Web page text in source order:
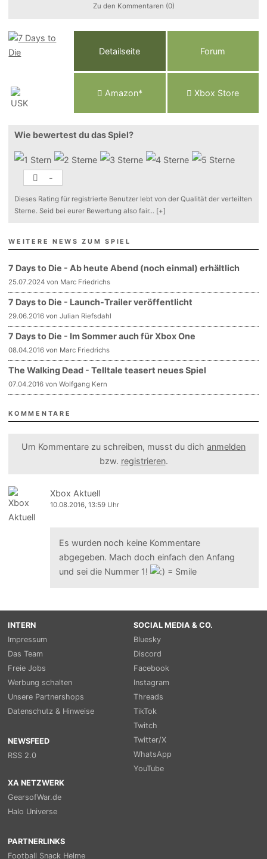
Zu den Kommentaren (0)
Detailseite Forum
Amazon* Xbox Store
Wie bewertest du das Spiel?
-
Dieses Rating für registrierte Benutzer lebt von der Qualität der verteilten
Sterne. Seid bei eurer Bewertung also fair... [+]
WEITERE NEWS ZUM SPIEL
7 Days to Die - Ab heute Abend (noch einmal) erhältlich
25.07.2024 von Marc Friedrichs
7 Days to Die - Launch-Trailer veröffentlicht
29.06.2016 von Julian Riefsdahl
7 Days to Die - Im Sommer auch für Xbox One
08.04.2016 von Marc Friedrichs
The Walking Dead - Telltale teasert neues Spiel
07.04.2016 von Wolfgang Kern
KOMMENTARE
Um Kommentare zu schreiben, musst du dich anmelden
bzw. registrieren.
Xbox Aktuell
10.08.2016, 13:59 Uhr
Es wurden noch keine Kommentare
abgegeben. Mach doch einfach den Anfang
und sei die Nummer 1!
INTERN
Impressum
Das Team
Freie Jobs
Werbung schalten
Unsere Partnershops
Datenschutz & Hinweise
NEWSFEED
RSS 2.0
SOCIAL MEDIA & CO.
Bluesky
Discord
Facebook
Instagram
Threads
TikTok
Twitch
Twitter/X
WhatsApp
YouTube
XA NETZWERK
GearsofWar.de
Halo Universe
PARTNERLINKS
Football Snack Helme